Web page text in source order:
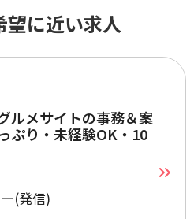
望に近い求人
ルメサイトの事務＆案
ぷり・未経験OK・10
(発信)